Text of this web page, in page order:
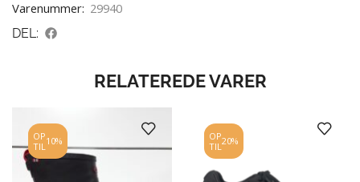
Varenummer: 29940
DEL:
RELATEREDE VARER
OP
TIL 10%
OP
TIL 20%